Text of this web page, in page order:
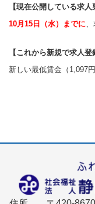
【現在公開している求
10月15日（水）までに、
【これから新規で求人登
新しい最低賃金（1,097